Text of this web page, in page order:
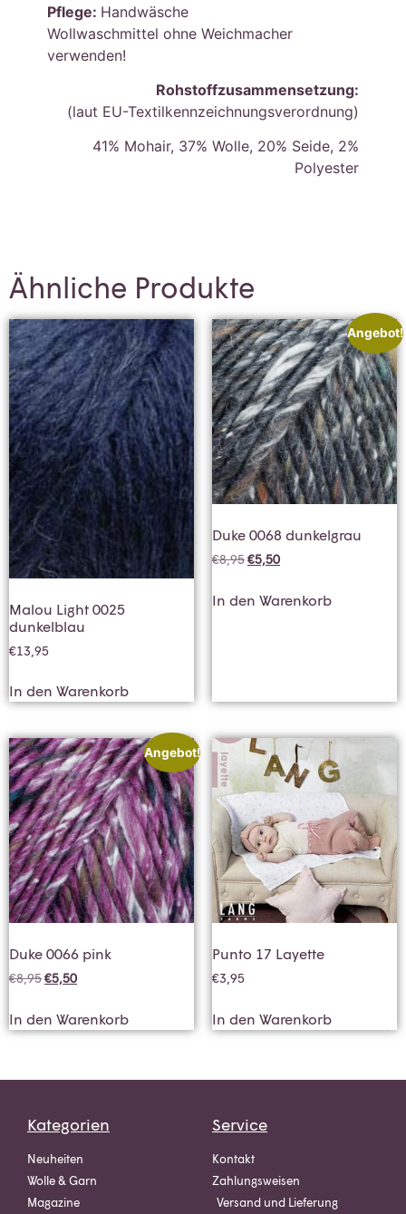
Pflege: Handwäsche
Wollwaschmittel ohne Weichmacher
verwenden!
Rohstoffzusammensetzung:
(laut EU-Textilkennzeichnungsverordnung)
41% Mohair, 37% Wolle, 20% Seide, 2%
Polyester
Ähnliche Produkte
Malou Light 0025
dunkelblau
€13,95
In den Warenkorb
Angebot!
Duke 0068 dunkelgrau
€8,95€5,50
In den Warenkorb
Angebot!
Duke 0066 pink
€8,95€5,50
In den Warenkorb
Punto 17 Layette
€3,95
In den Warenkorb
Kategorien
Neuheiten
Wolle & Garn
Magazine
Service
Kontakt
Zahlungsweisen
Versand und Lieferung